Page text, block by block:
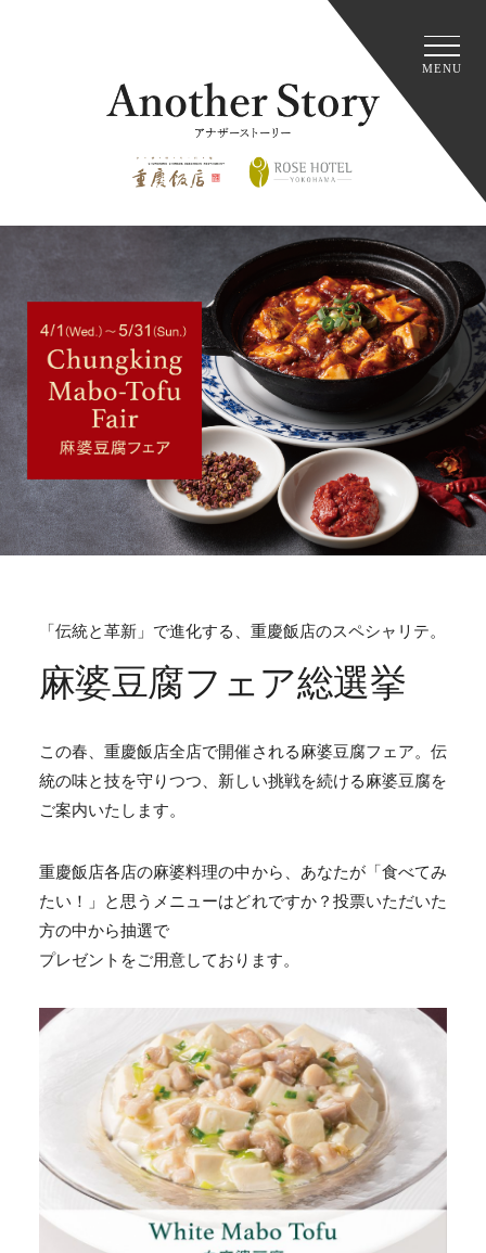
Another
「伝統と革新」で進化する、重慶飯店のスペシャリテ。
麻婆豆腐フェア総選挙
この春、重慶飯店全店で開催される麻婆豆腐フェア。伝
統の味と技を守りつつ、新しい挑戦を続ける麻婆豆腐を
ご案内いたします。
重慶飯店各店の麻婆料理の中から、あなたが「食べてみ
たい！」と思うメニューはどれですか？投票いただいた
方の中から抽選で
プレゼントをご用意しております。
MENU